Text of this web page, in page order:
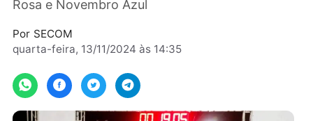
Alternativo, a 1ª Corrida da Saúde – Outubro
Rosa e Novembro Azul
quarta-feira, 13/11/2024 às 14:35